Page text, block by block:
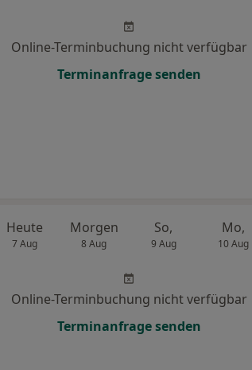
Online-Terminbuchung nicht verfügbar
Terminanfrage senden
Heute
7 Aug
Morgen
8 Aug
So,
9 Aug
Mo,
10 Aug
Online-Terminbuchung nicht verfügbar
Terminanfrage senden